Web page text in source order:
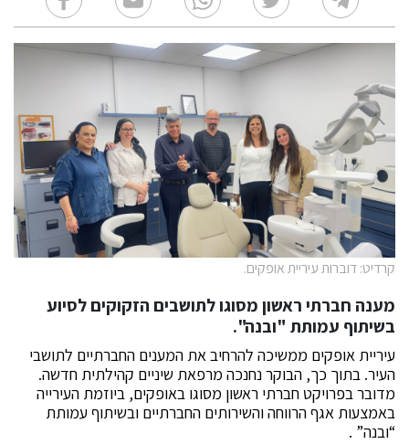
קרדיט: דוברות עיריית אופקים.
מענה חברתי ראשון מסוגו לתושבים הזקוקים לסיוע
בשיתוף עמותת "ובנה".
עיריית אופקים ממשיכה להרחיב את המענים החברתיים לתושבי
העיר. בתוך כך, הבוקר נחנכה מרפאת שיניים קהילתית חדשה.
מדובר בפרויקט חברתי ראשון מסוגו באופקים, ביוזמת העירייה
באמצעות אגף הרווחה והשירותים החברתיים ובשיתוף עמותת
“ובנה” .